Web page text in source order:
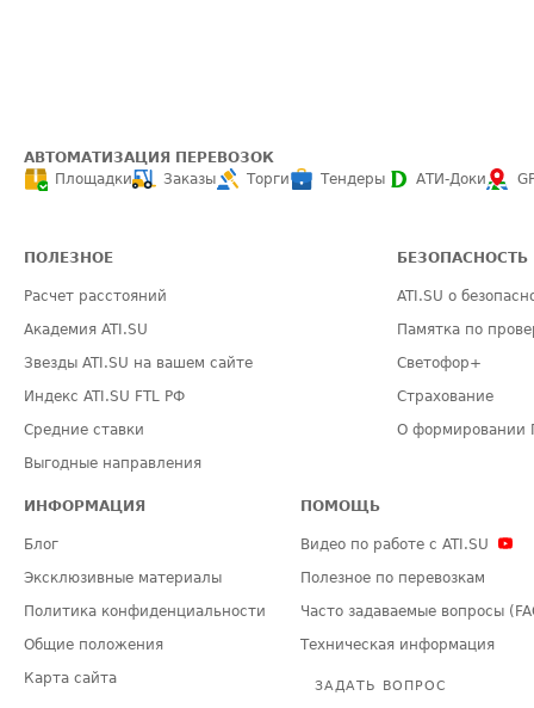
АВТОМАТИЗАЦИЯ ПЕРЕВОЗОК
Площадки
Заказы Торги Тендеры АТИ-Доки
ПОЛЕЗНОЕ
Расчет расстояний
Академия ATI.SU
Звезды ATI.SU на вашем сайте
Индекс ATI.SU FTL РФ
Средние ставки
Выгодные направления
БЕЗОПАСНОСТЬ
ATI.SU о
Памятка по
Светофор+
Страхование
О формировании
ИНФОРМАЦИЯ
Блог
Эксклюзивные материалы
Политика конфиденциальности
Общие положения
Карта сайта
ПОМОЩЬ
Видео по работе с ATI.SU
Полезное по перевозкам
Часто задаваемые вопросы
Техническая информация
ЗАДАТЬ ВОПРОС